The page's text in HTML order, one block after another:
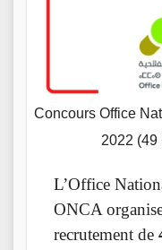
Concours Office
2022 (49
L’Office
ONCA
recrutement de